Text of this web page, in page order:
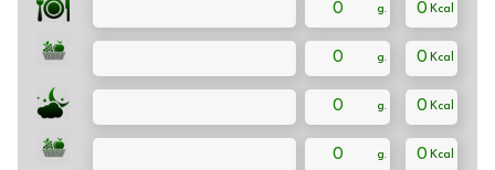
0 0
0 0
0 0
0 0